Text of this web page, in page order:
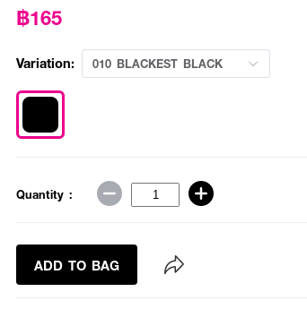
฿165
Variation: 010 BLACKEST BLACK
Quantity :
ADD TO BAG